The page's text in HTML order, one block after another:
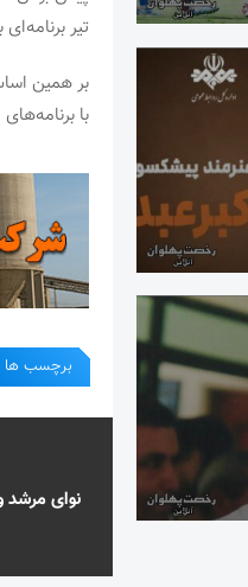
تیر
با
برچسب ها
نوای مرشد